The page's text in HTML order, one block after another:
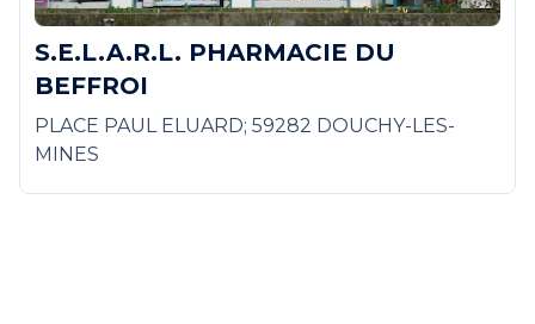
S.E.L.A.R.L. PHARMACIE DU
BEFFROI
PLACE PAUL ELUARD; 59282 DOUCHY-LES-
MINES